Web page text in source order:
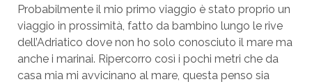
Probabilmente il mio primo viaggio è stato proprio un
viaggio in prossimità, fatto da bambino lungo le rive
dell’Adriatico dove non ho solo conosciuto il mare ma
anche i marinai. Ripercorro così i pochi metri che da
casa mia mi avvicinano al mare, questa penso sia